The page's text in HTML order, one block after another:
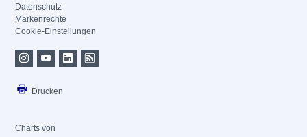
Datenschutz
Markenrechte
Cookie-Einstellungen
Drucken
Charts von